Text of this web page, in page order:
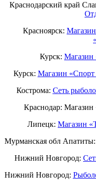
Краснодарский край
Красноярск:
Курск: Магазин
Курск: Магазин
Кострома: Сеть
Краснодар:
Липецк: Магазин
Мурманская обл
Нижний Новгород:
Нижний Новгород: